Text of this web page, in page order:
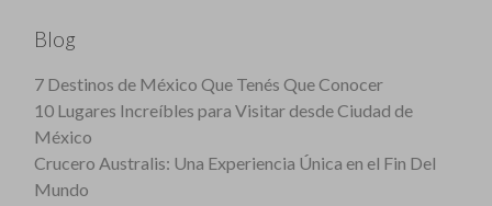
Blog
7 Destinos de México Que Tenés Que Conocer
10 Lugares Increíbles para Visitar desde Ciudad de
México
Crucero Australis: Una Experiencia Única en el Fin Del
Mundo